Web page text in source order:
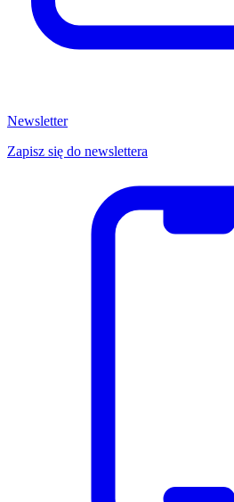
Newsletter
Zapisz się do newslettera